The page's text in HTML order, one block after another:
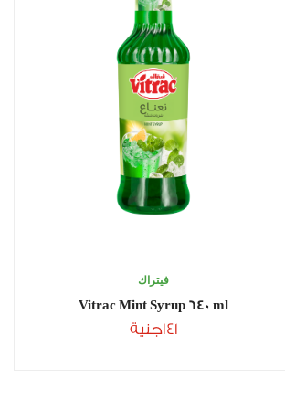
فيتراك
Vitrac Mint Syrup 640 ml
141جنية